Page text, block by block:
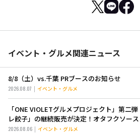
イベント・グルメ関連ニュース
8/8（土）vs.千葉 PRブースのお知らせ
2026.08.07 イベント・グルメ
「ONE VIOLETグルメプロジェクト」第二
レ餃子」の継続販売が決定！オタフクソー
そば」も新登場！
2026.08.06 イベント・グルメ